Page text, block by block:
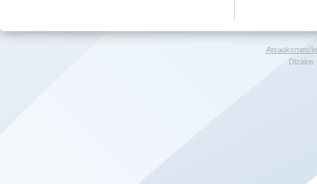
Atsauksmes/
Dizains